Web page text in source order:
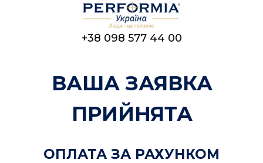
+38 098 577 44 00
ВАША ЗАЯВКА
ПРИЙНЯТА
ОПЛАТА ЗА РАХУНКОМ